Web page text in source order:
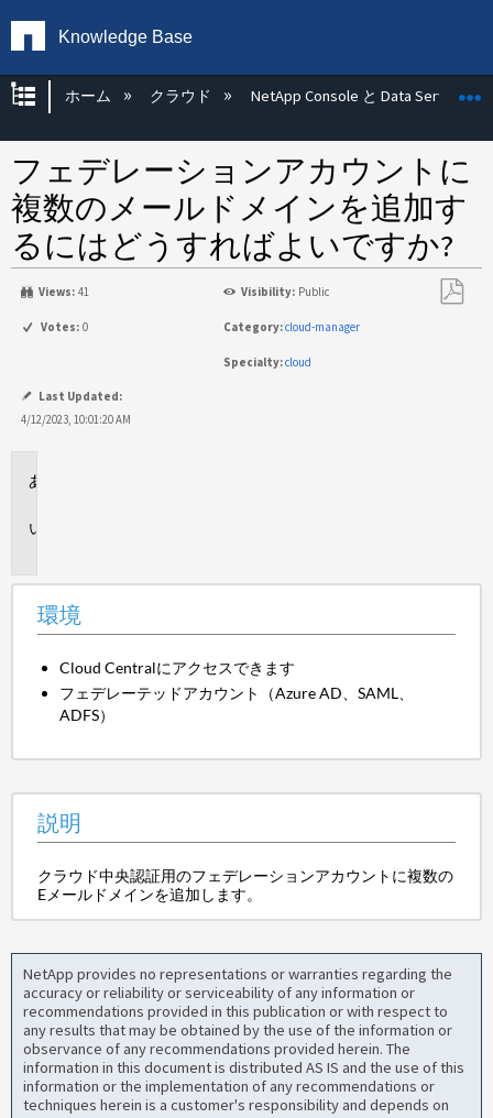
Knowledge Base
グローバル階層を展開/折りたたむ
ホーム クラウド NetApp Console と Data Services
フェデレーションアカウントに
複数のメールドメインを追加す
るにはどうすればよいですか?
Views: 41 Visibility: Public
Votes: 0 Category:cloud-manager
Specialty:cloud
Last Updated:
4/12/2023, 10:01:20 AM
環境
Cloud Centralにアクセスできます
フェデレーテッドアカウント（Azure AD、SAML、
ADFS）
説明
クラウド中央認証用のフェデレーションアカウントに複数の
Eメールドメインを追加します。
NetApp provides no representations or warranties regarding the
accuracy or reliability or serviceability of any information or
recommendations provided in this publication or with respect to
any results that may be obtained by the use of the information or
observance of any recommendations provided herein. The
information in this document is distributed AS IS and the use of this
information or the implementation of any recommendations or
techniques herein is a customer's responsibility and depends on